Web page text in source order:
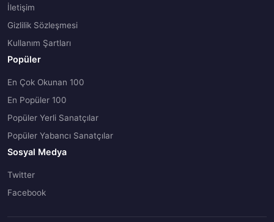
İletişim
Gizlilik Sözleşmesi
Kullanım Şartları
Popüler
En Çok Okunan 100
En Popüler 100
Popüler Yerli Sanatçılar
Popüler Yabancı Sanatçılar
Sosyal Medya
Twitter
Facebook